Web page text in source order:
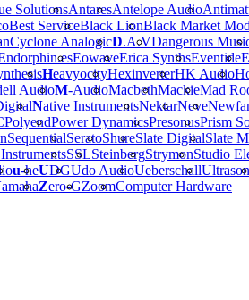
SolutionsAntaresAntelope Audio
Best ServiceBlack LionBlack Market
Cyclone AnalogicD.A.VDangerous
EowaveErica SynthsEventide
HeavyocityHexinverterHK Audio
AudioM-AudioMacbethMackieMad
Native InstrumentsNektarNeve
PolyendPower DynamicsPresonusPrism
SequentialSeratoShureSlate DigitalSlate
SSLSteinbergStrymonStudio
u-heUDGUdo AudioUeberschall
amahaZero-GZoomComputer Hardware